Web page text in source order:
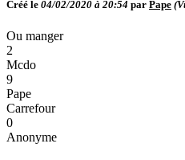
Créé le 04/02/2020 à 20:54 par Pape
Ou manger
2
Mcdo
9
Pape
Carrefour
0
Anonyme